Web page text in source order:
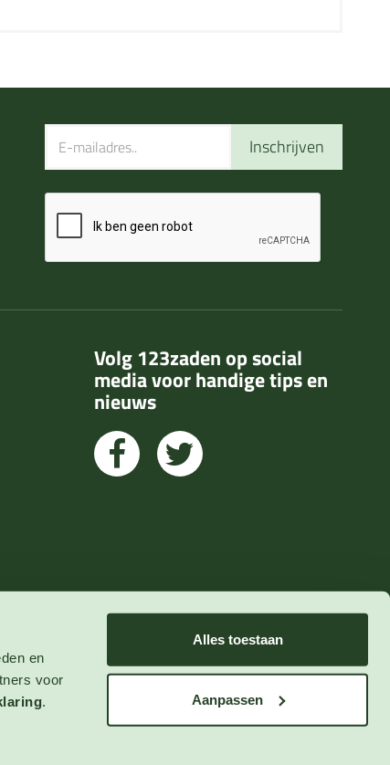
en
voor
.
Alles toestaan
Aanpassen
Inschrijven
Volg 123zaden op social
media voor handige tips en
nieuws
© 2023 123zaden.nl